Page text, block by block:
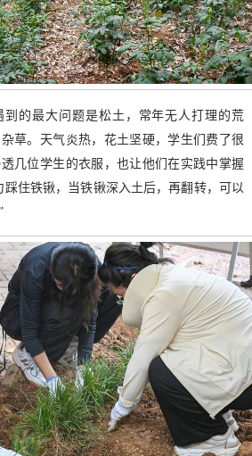
到的最大问题是松土，常年无人打理的荒
草。天气炎热，花土坚硬，学生们费了很
几位学生的衣服，也让他们在实践中掌握
踩住铁锹，当铁锹深入土后，再翻转，可以